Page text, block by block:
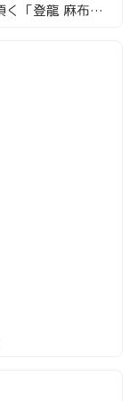
頂点をめざせそうな至高の天津皇麺を頂く「登龍 麻布店」